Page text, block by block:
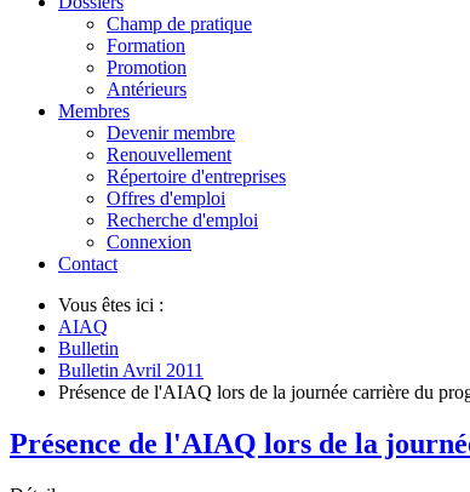
Champ de pratique
Formation
Promotion
Antérieurs
Membres
Devenir membre
Renouvellement
Répertoire d'entreprises
Offres d'emploi
Recherche d'emploi
Connexion
Contact
Vous êtes ici :
AIAQ
Bulletin
Bulletin Avril 2011
Présence de l'AIAQ lors de la journée carrière du
Présence de l'AIAQ lors de la